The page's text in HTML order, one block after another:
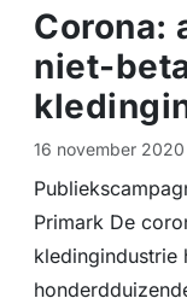
Corona:
niet-
16 november 2020
Primark De
kledingindustrie